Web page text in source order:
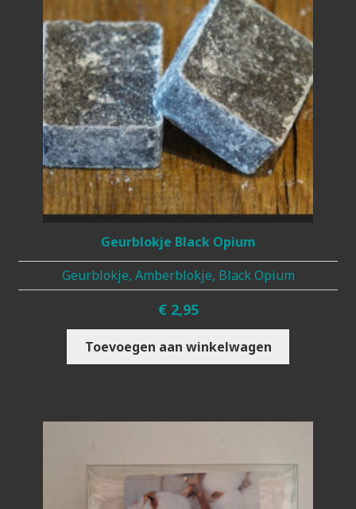
Geurblokje Black Opium
Geurblokje, Amberblokje, Black Opium
€ 2,95
Toevoegen aan winkelwagen